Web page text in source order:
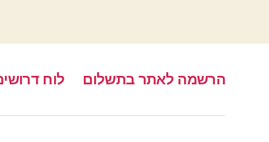
הרשמה לאתר בתשלום לוח